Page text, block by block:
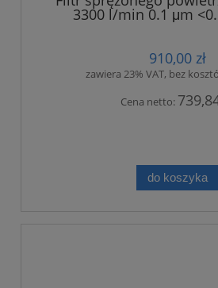
3300 l/min 0.1 μm
dokładny
910,00 zł
zawiera 23% VAT, bez
Cena netto:
do koszyka